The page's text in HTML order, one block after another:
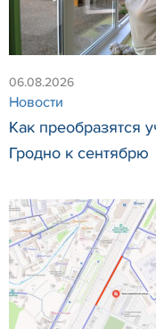
06.08.2026
Новости
Как преобразятся
Гродно к сентябрю